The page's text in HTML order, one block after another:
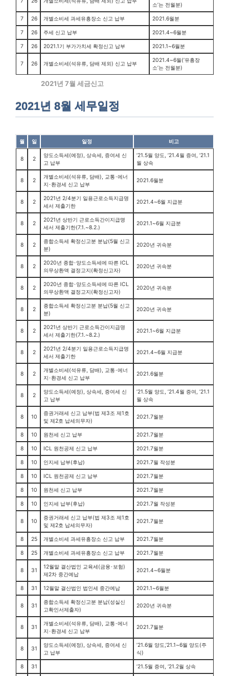
소’는 전월분)
7 26 개별소비세 과세유흥장소 신고 납부 2021.6월분
7 26 주세 신고 납부 2021.4~6월분
7 26 2021.1기 부가가치세 확정신고 납부 2021.1~6월분
7 26 개별소비세(석유류, 담배 제외) 신고 납부
2021.4~6월(‘유흥장
소’는 전월분)
2021년 7월 세금신고
2021년 8월 세무일정
월 일 일정 비고
8 2
양도소득세(예정), 상속세, 증여세 신
고 납부
’21.5월 양도, ’21.4월 증여, ’21.1
월 상속
8 2
개별소비세(석유류, 담배), 교통･에너
지･환경세 신고 납부
2021.6월분
8 2
2021년 2/4분기 일용근로소득지급명
세서 제출기한
2021.4~6월 지급분
8 2
2021년 상반기 근로소득간이지급명
세서 제출기한(7.1.~8.2.)
2021.1~6월 지급분
8 2
종합소득세 확정신고분 분납(5월 신고
분)
2020년 귀속분
8 2
2020년 종합･양도소득세에 따른 ICL
의무상환액 결정고지(확정신고자)
2020년 귀속분
8 2
2020년 종합･양도소득세에 따른 ICL
의무상환액 결정고지(확정신고자)
2020년 귀속분
8 2
종합소득세 확정신고분 분납(5월 신고
분)
2020년 귀속분
8 2
2021년 상반기 근로소득간이지급명
세서 제출기한(7.1.~8.2.)
2021.1~6월 지급분
8 2
2021년 2/4분기 일용근로소득지급명
세서 제출기한
2021.4~6월 지급분
8 2
개별소비세(석유류, 담배), 교통･에너
지･환경세 신고 납부
2021.6월분
8 2
양도소득세(예정), 상속세, 증여세 신
고 납부
’21.5월 양도, ’21.4월 증여, ’21.1
월 상속
8 10
증권거래세 신고 납부(법 제3조 제1호
및 제2호 납세의무자)
2021.7월분
8 10 원천세 신고 납부 2021.7월분
8 10 ICL 원천공제 신고 납부 2021.7월분
8 10 인지세 납부(후납) 2021.7월 작성분
8 10 ICL 원천공제 신고 납부 2021.7월분
8 10 원천세 신고 납부 2021.7월분
8 10 인지세 납부(후납) 2021.7월 작성분
8 10
증권거래세 신고 납부(법 제3조 제1호
및 제2호 납세의무자)
2021.7월분
8 25 개별소비세 과세유흥장소 신고 납부 2021.7월분
8 25 개별소비세 과세유흥장소 신고 납부 2021.7월분
8 31
12월말 결산법인 교육세(금융･보험)
제2차 중간예납
2021.4~6월분
8 31 12월말 결산법인 법인세 중간예납 2021.1~6월분
8 31
종합소득세 확정신고분 분납(성실신
고확인서제출자)
2020년 귀속분
8 31
개별소비세(석유류, 담배), 교통･에너
지･환경세 신고 납부
2021.7월분
8 31
양도소득세(예정), 상속세, 증여세 신
고 납부
’21.6월 양도,’21.1~6월 양도(주
식)
8 31 ’21.5월 증여, ‘21.2월 상속